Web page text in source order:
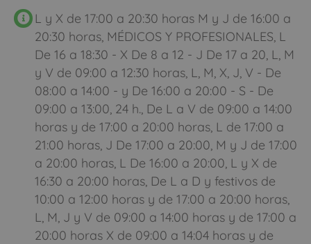
L y X de 17:00 a 20:30 horas M y J de 16:00 a
20:30 horas, MÉDICOS Y PROFESIONALES, L
De 16 a 18:30 - X De 8 a 12 - J De 17 a 20, L, M
y V de 09:00 a 12:30 horas, L, M, X, J, V - De
08:00 a 14:00 - y De 16:00 a 20:00 - S - De
09:00 a 13:00, 24 h., De L a V de 09:00 a 14:00
horas y de 17:00 a 20:00 horas, L de 17:00 a
21:00 horas, J De 17:00 a 20:00, M y J de 17:00
a 20:00 horas, L De 16:00 a 20:00, L y X de
16:30 a 20:00 horas, De L a D y festivos de
10:00 a 12:00 horas y de 17:00 a 20:00 horas,
L, M, J y V de 09:00 a 14:00 horas y de 17:00 a
20:00 horas X de 09:00 a 14:04 horas y de